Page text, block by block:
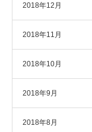
2018年12月
2018年11月
2018年10月
2018年9月
2018年8月